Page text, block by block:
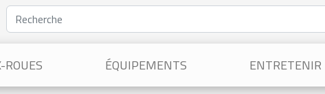
ROUES ÉQUIPEMENTS ENTRETENIR